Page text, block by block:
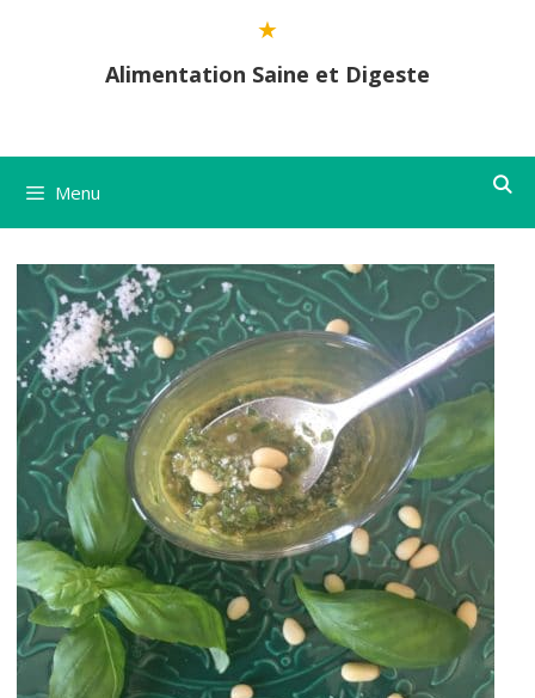
Alimentation Saine et Digeste
Menu